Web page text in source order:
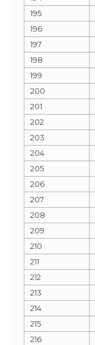
195
196
197
198
199
200
201
202
203
204
205
206
207
208
209
210
211
212
213
214
215
216